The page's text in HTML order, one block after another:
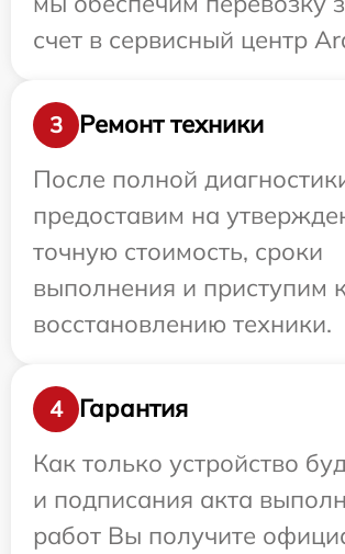
счет в сервисный центр
3
Ремонт техники
После полной
предоставим на
точную стоимость, сроки
выполнения и приступим
восстановлению техники.
4
Гарантия
Как только устройство
и подписания акта
работ Вы получите